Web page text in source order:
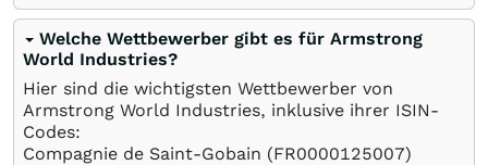
Welche Wettbewerber gibt es für Armstrong
World Industries?
Hier sind die wichtigsten Wettbewerber von
Armstrong World Industries, inklusive ihrer ISIN-
Codes:
Compagnie de Saint-Gobain (FR0000125007)